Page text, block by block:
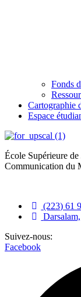
Fonds
Cartographie
Espace
École Supérieure de
Communication du
(223) 61
Suivez-nous:
Facebook